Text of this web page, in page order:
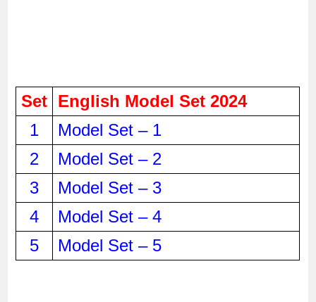
Set English Model Set 2024
1
Model Set – 1
2
Model Set – 2
3
Model Set – 3
4
Model Set – 4
5
Model Set – 5